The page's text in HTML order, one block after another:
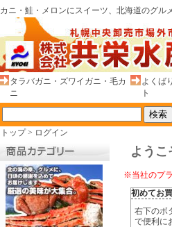
カニ・鮭・メロンにスイーツ、北海道のグル
タラバガニ・ズワイガニ・毛カ
ニ
よくば
ト
トップ> ログイン
ようこ
※当社のプ
初めてお
右下のボ
で便利に